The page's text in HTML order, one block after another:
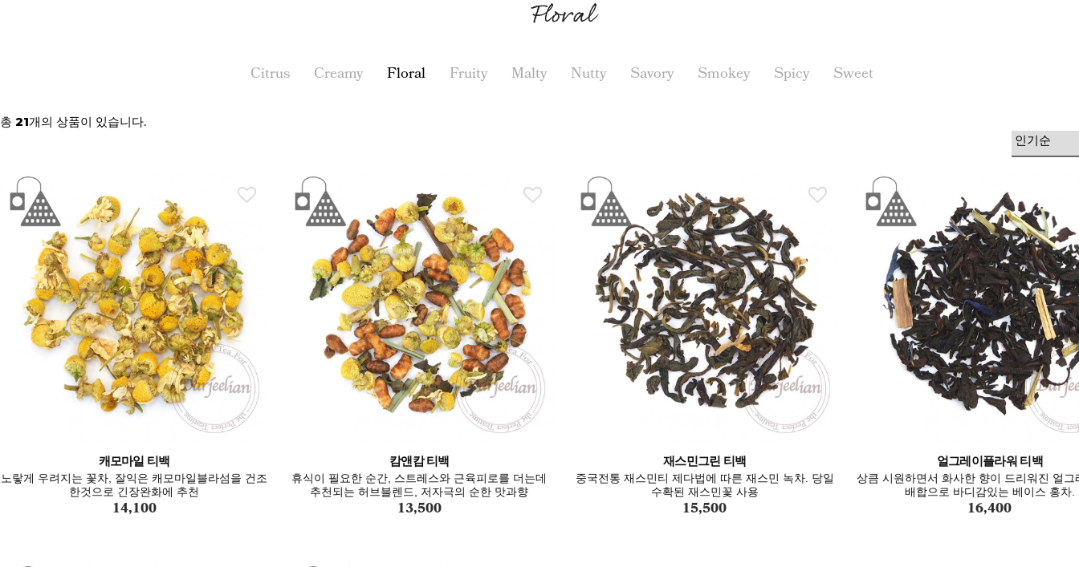
Floral
Citrus Creamy Floral Fruity Malty Nutty Savory Smokey Spicy Sweet
총 21개의 상품이 있습니다.
캐모마일 티백
노랗게 우려지는 꽃차, 잘익은 캐모마일블라섬을 건조
한것으로 긴장완화에 추천
14,100
캄앤캄 티백
휴식이 필요한 순간, 스트레스와 근육피로를 더는데
추천되는 허브블렌드, 저자극의 순한 맛과향
13,500
재스민그린 티백
중국전통 재스민티 제다법에 따른 재스민 녹차. 당일
수확된 재스민꽃 사용
15,500
얼그레이플라워 티백
상큼 시원하면서 화사한 향이 드리워진 얼그
배합으로 바디감있는 베이스 홍차.
16,400